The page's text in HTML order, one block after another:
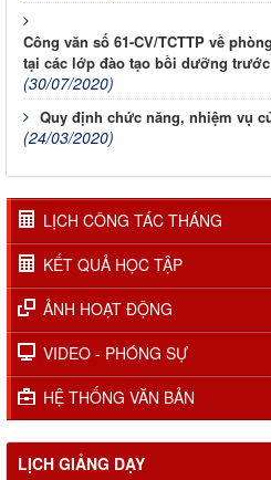
Công văn số 61-CV/TCTTP về
tại các lớp đào tạo bồi dưỡng
(30/07/2020)
Quy định chức năng, nhiệm vụ
(24/03/2020)
LỊCH CÔNG TÁC THÁNG
KẾT QUẢ HỌC TẬP
ẢNH HOẠT ĐỘNG
VIDEO - PHÓNG SỰ
HỆ THỐNG VĂN BẢN
LỊCH GIẢNG DẠY